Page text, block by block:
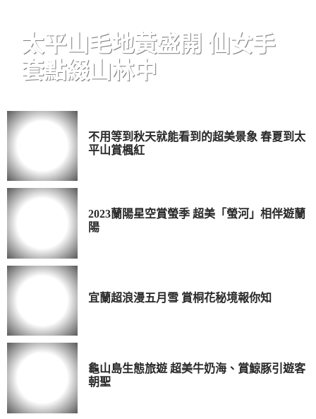
太平山毛地黃盛開 仙女手
套點綴山林中
不用等到秋天就能看到的超美景象 春夏到太
平山賞楓紅
2023蘭陽星空賞螢季 超美「螢河」相伴遊蘭
陽
宜蘭超浪漫五月雪 賞桐花秘境報你知
龜山島生態旅遊 超美牛奶海、賞鯨豚引遊客
朝聖